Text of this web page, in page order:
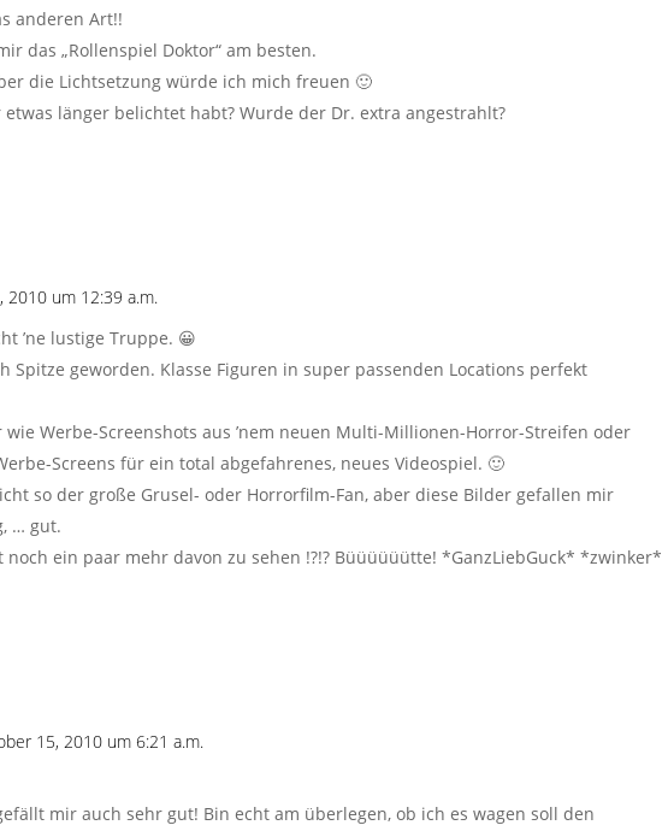
anderen Art!!
das „Rollenspiel Doktor“ am besten.
die Lichtsetzung würde ich mich freuen 🙂
etwas länger belichtet habt? Wurde der Dr. extra angestrahlt?
2010 um 12:39 a.m.
’ne lustige Truppe. 😀
Spitze geworden. Klasse Figuren in super passenden Locations perfekt
Werbe-Screenshots aus ’nem neuen Multi-Millionen-Horror-Streifen oder
Screens für ein total abgefahrenes, neues Videospiel. 🙂
so der große Grusel- oder Horrorfilm-Fan, aber diese Bilder gefallen mir
… gut.
noch ein paar mehr davon zu sehen !?!? Büüüüüütte! *GanzLiebGuck* *zwinker*
15, 2010 um 6:21 a.m.
mir auch sehr gut! Bin echt am überlegen, ob ich es wagen soll den